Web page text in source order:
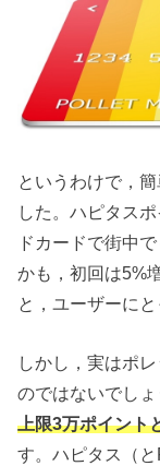
というわけで，
した。ハピタス
ドカードで街中
かも，初回は5%
と，ユーザーに
しかし，実はポ
のではないでし
上限3万ポイント
す。ハピタス（